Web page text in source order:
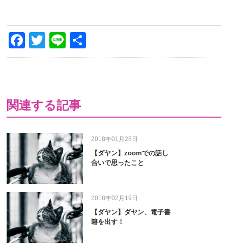
Facebook
Twitter
Line
有
関連する記事
2018年01月28日
【ダヤン】zoomでの話し
合いで思ったこと
2018年02月19日
【ダヤン】ダヤン、電子書
籍を出す！